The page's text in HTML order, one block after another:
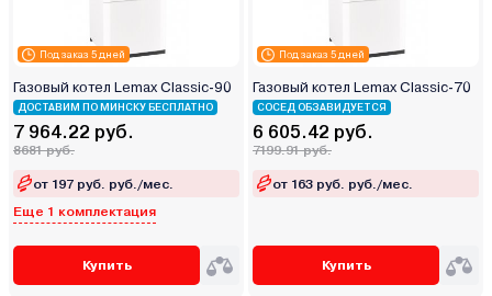
Под заказ 5 дней
Газовый котел Lemax Classic-90
ДОСТАВИМ ПО МИНСКУ БЕСПЛАТНО
7 964.22 руб.
8681 руб.
от 197 руб. руб./мес.
Еще 1 комплектация
Купить
Под заказ 5 дней
Газовый котел Lemax Classic-70
СОСЕД ОБЗАВИДУЕТСЯ
6 605.42 руб.
7199.91 руб.
от 163 руб. руб./мес.
Купить